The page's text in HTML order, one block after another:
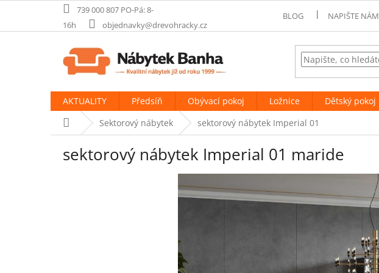
obsah
739 000 807 PO-Pá: 8-
16h
objednavky@drevohracky.cz
BLOG NAPIŠTE NÁM
AKTUALITY Předsíň Obývací pokoj Ložnice Dětský pokoj
Domů Sektorový nábytek sektorový nábytek Imperial 01
sektorový nábytek Imperial 01 maride